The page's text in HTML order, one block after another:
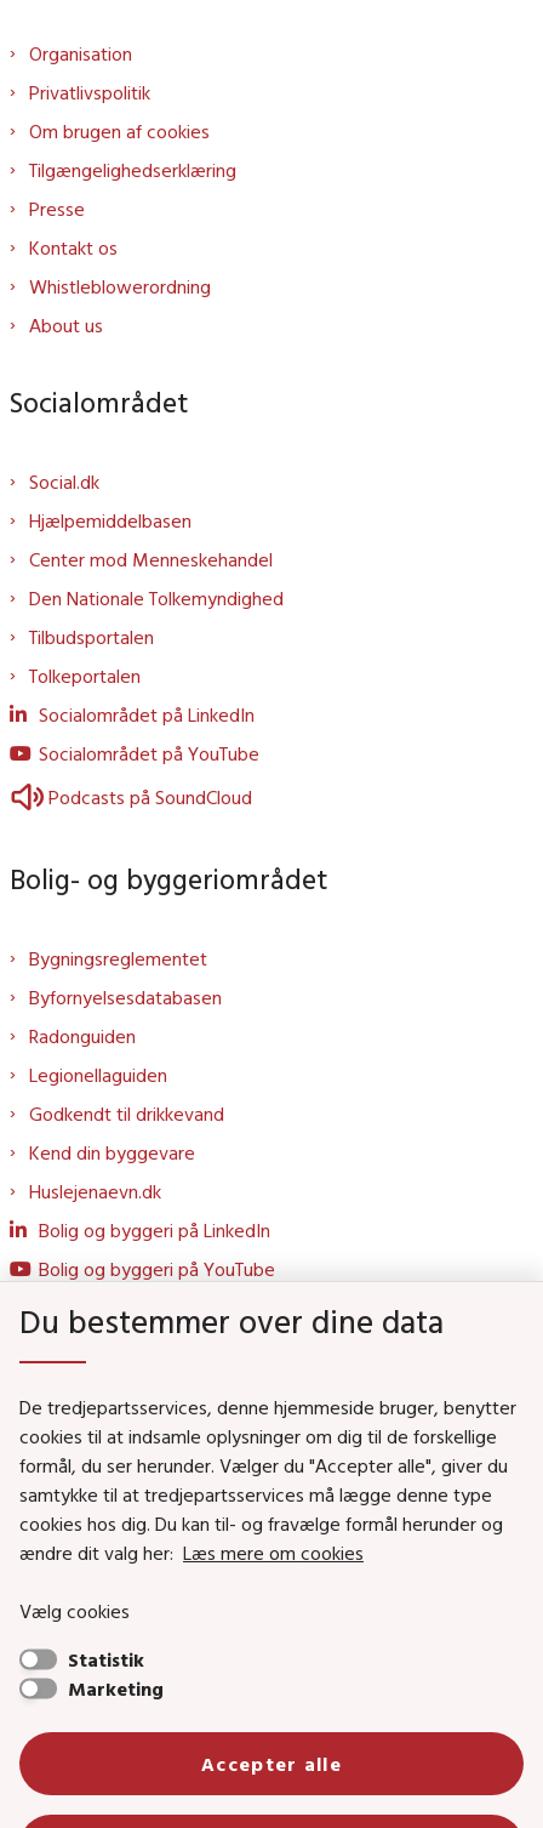
Organisation
Privatlivspolitik
Om brugen af cookies
Tilgængelighedserklæring
Presse
Kontakt os
Whistleblowerordning
About us
Socialområdet
Social.dk
Hjælpemiddelbasen
Center mod Menneskehandel
Den Nationale Tolkemyndighed
Tilbudsportalen
Tolkeportalen
Socialområdet på LinkedIn
Socialområdet på YouTube
Podcasts på SoundCloud
Bolig- og byggeriområdet
Bygningsreglementet
Byfornyelsesdatabasen
Radonguiden
Legionellaguiden
Godkendt til drikkevand
Kend din byggevare
Huslejenaevn.dk
Bolig og byggeri på LinkedIn
Bolig og byggeri på YouTube
Social- og Boligministeriet
Job i Social- og Boligstyrelsen
Puljer og tilskud
Nyhedsbreve
Social- og Boligstyrelsens nyheder som RSS feed
Social- og Boligstyrelsen • Tlf.: 72 42 37 00 •
sikkermail• EAN-nr.: 5798000354838 • CVR-nr.:
26144698
Primær adresse og reception: Lerchesgade 35, 5, 5000 Odense C •
Du bestemmer over dine data
De tredjepartsservices, denne hjemmeside bruger, benytter
cookies til at indsamle oplysninger om dig til de forskellige
formål, du ser herunder. Vælger du "Accepter alle", giver du
samtykke til at tredjepartsservices må lægge denne type
cookies hos dig. Du kan til- og fravælge formål herunder og
ændre dit valg her: Læs mere om cookies
Vælg cookies
Statistik
Marketing
Accepter alle